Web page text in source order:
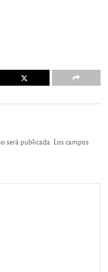
será publicada. Los campos